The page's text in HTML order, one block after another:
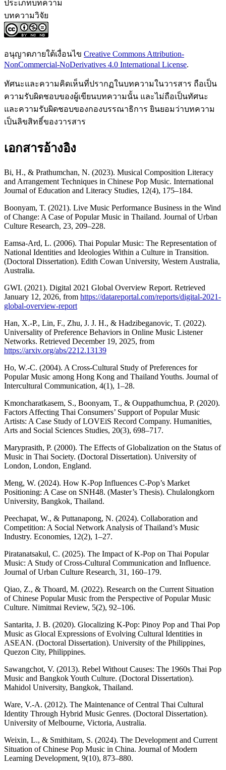
ประเภทบทความ
บทความวิจัย
อนุญาตภายใต้เงื่อนไข Creative Commons Attribution-
NonCommercial-NoDerivatives 4.0 International License.
ทัศนะและความคิดเห็นที่ปรากฏในบทความในวารสาร ถือเป็น
ความรับผิดชอบของผู้เขียนบทความนั้น และไม่ถือเป็นทัศนะ
และความรับผิดชอบของกองบรรณาธิการ ยินยอมว่าบทความ
เป็นลิขสิทธิ์ของวารสาร
เอกสารอ้างอิง
Bi, H., & Prathumchan, N. (2023). Musical Composition Literacy
and Arrangement Techniques in Chinese Pop Music. International
Journal of Education and Literacy Studies, 12(4), 175–184.
Boonyam, T. (2021). Live Music Performance Business in the Wind
of Change: A Case of Popular Music in Thailand. Journal of Urban
Culture Research, 23, 209–228.
Eamsa-Ard, L. (2006). Thai Popular Music: The Representation of
National Identities and Ideologies Within a Culture in Transition.
(Doctoral Dissertation). Edith Cowan University, Western Australia,
Australia.
GWI. (2021). Digital 2021 Global Overview Report. Retrieved
January 12, 2026, from https://datareportal.com/reports/digital-2021-
global-overview-report
Han, X.-P., Lin, F., Zhu, J. J. H., & Hadzibeganovic, T. (2022).
Universality of Preference Behaviors in Online Music Listener
Networks. Retrieved December 19, 2025, from
https://arxiv.org/abs/2212.13139
Ho, W.-C. (2004). A Cross-Cultural Study of Preferences for
Popular Music among Hong Kong and Thailand Youths. Journal of
Intercultural Communication, 4(1), 1–28.
Kmoncharatkasem, S., Boonyam, T., & Ouppathumchua, P. (2020).
Factors Affecting Thai Consumers’ Support of Popular Music
Artists: A Case Study of LOVEiS Record Company. Humanities,
Arts and Social Sciences Studies, 20(3), 698–717.
Maryprasith, P. (2000). The Effects of Globalization on the Status of
Music in Thai Society. (Doctoral Dissertation). University of
London, London, England.
Meng, W. (2024). How K-Pop Influences C-Pop’s Market
Positioning: A Case on SNH48. (Master’s Thesis). Chulalongkorn
University, Bangkok, Thailand.
Peechapat, W., & Puttanapong, N. (2024). Collaboration and
Competition: A Social Network Analysis of Thailand’s Music
Industry. Economies, 12(2), 1–27.
Piratanatsakul, C. (2025). The Impact of K-Pop on Thai Popular
Music: A Study of Cross-Cultural Communication and Influence.
Journal of Urban Culture Research, 31, 160–179.
Qiao, Z., & Thoard, M. (2022). Research on the Current Situation
of Chinese Popular Music from the Perspective of Popular Music
Culture. Nimitmai Review, 5(2), 92–106.
Santarita, J. B. (2020). Glocalizing K-Pop: Pinoy Pop and Thai Pop
Music as Glocal Expressions of Evolving Cultural Identities in
ASEAN. (Doctoral Dissertation). University of the Philippines,
Quezon City, Philippines.
Sawangchot, V. (2013). Rebel Without Causes: The 1960s Thai Pop
Music and Bangkok Youth Culture. (Doctoral Dissertation).
Mahidol University, Bangkok, Thailand.
Ware, V.-A. (2012). The Maintenance of Central Thai Cultural
Identity Through Hybrid Music Genres. (Doctoral Dissertation).
University of Melbourne, Victoria, Australia.
Weixin, L., & Smithitam, S. (2024). The Development and Current
Situation of Chinese Pop Music in China. Journal of Modern
Learning Development, 9(10), 873–880.